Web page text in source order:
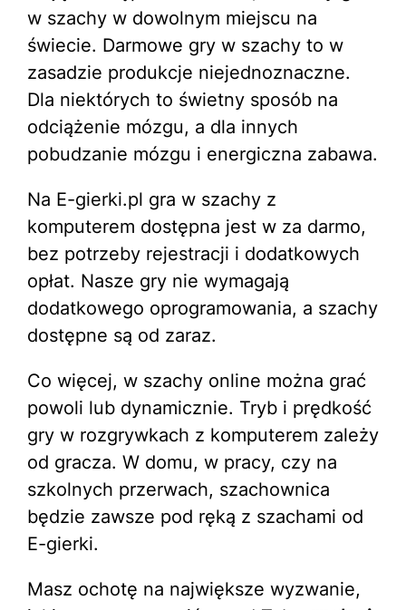
w szachy w dowolnym miejscu na
świecie. Darmowe gry w szachy to w
zasadzie produkcje niejednoznaczne.
Dla niektórych to świetny sposób na
odciążenie mózgu, a dla innych
pobudzanie mózgu i energiczna zabawa.
Na E-gierki.pl gra w szachy z
komputerem dostępna jest w za darmo,
bez potrzeby rejestracji i dodatkowych
opłat. Nasze gry nie wymagają
dodatkowego oprogramowania, a szachy
dostępne są od zaraz.
Co więcej, w szachy online można grać
powoli lub dynamicznie. Tryb i prędkość
gry w rozgrywkach z komputerem zależy
od gracza. W domu, w pracy, czy na
szkolnych przerwach, szachownica
będzie zawsze pod ręką z szachami od
E-gierki.
Masz ochotę na największe wyzwanie,